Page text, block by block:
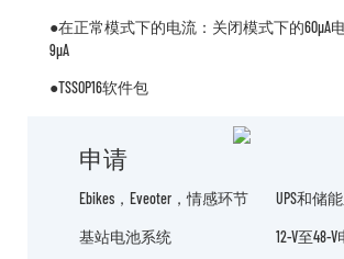
●在正常模式下的电流：关闭模式下的60μA
9μA
●TSSOP16软件包
申请
Ebikes，eveoter，情感环节 UPS和储
基站电池系统 12-V至48-